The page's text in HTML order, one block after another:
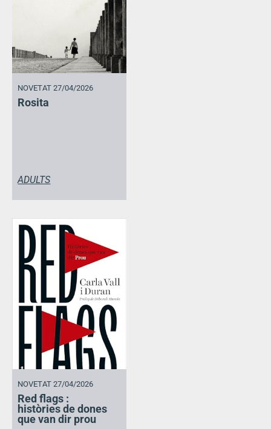
NOVETAT 27/04/2026
Rosita
ADULTS
NOVETAT 27/04/2026
Red flags :
històries de dones
que van dir prou